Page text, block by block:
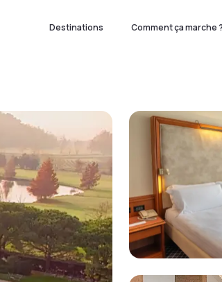
Destinations Comment ça marche ?